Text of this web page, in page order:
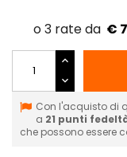
€
Con l'acquisto di
a 21 punti
che possono essere